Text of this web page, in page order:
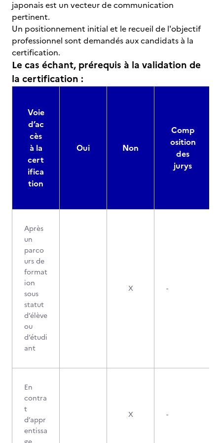
japonais est un vecteur de communication
pertinent.
Un positionnement initial et le recueil de l'objectif
professionnel sont demandés aux candidats à la
certification.
Le cas échant, prérequis à la validation de
la certification :
Voie
d’ac
cès
à la
cert
ifica
tion
Oui Non
Comp
osition
des
jurys
Après
un
parco
urs de
format
ion
sous
statut
d’élève
ou
d’étudi
ant
X -
En
contra
t
d’appr
entissa
X -